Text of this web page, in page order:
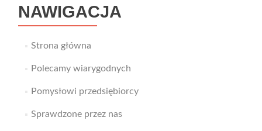
NAWIGACJA
Strona główna
Polecamy wiarygodnych
Pomysłowi przedsiębiorcy
Sprawdzone przez nas